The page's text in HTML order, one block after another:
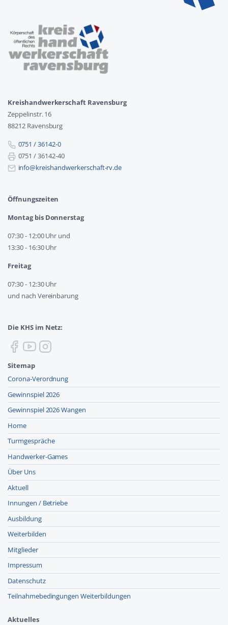
Kreishandwerkerschaft Ravensburg
Zeppelinstr. 16
88212 Ravensburg
0751 / 36142-0
0751 / 36142-40
info@kreishandwerkerschaft-rv.de
Öffnungszeiten
Montag bis Donnerstag
07:30 - 12:00 Uhr und
13:30 - 16:30 Uhr
Freitag
07:30 - 12:30 Uhr
und nach Vereinbarung
Die KHS im Netz:
Sitemap
Corona-Verordnung
Gewinnspiel 2026
Gewinnspiel 2026 Wangen
Home
Turmgespräche
Handwerker-Games
Über Uns
Aktuell
Innungen / Betriebe
Ausbildung
Weiterbilden
Mitglieder
Impressum
Datenschutz
Teilnahmebedingungen Weiterbildungen
Aktuelles